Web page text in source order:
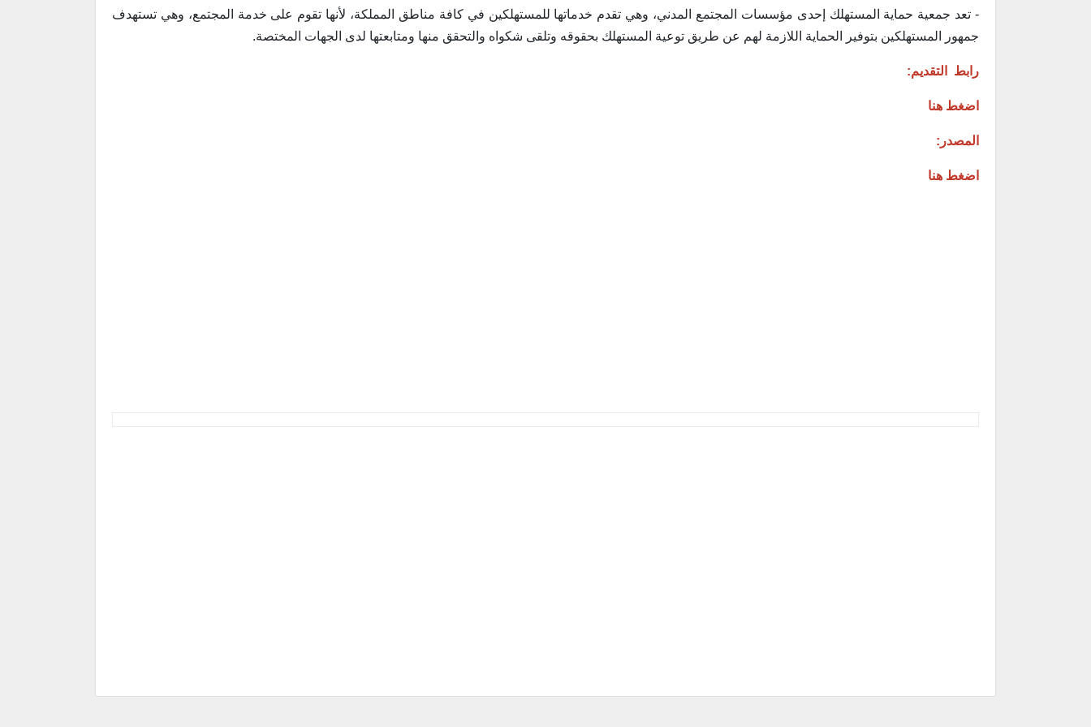
- تعد جمعية حماية المستهلك إحدى مؤسسات المجتمع المدني، وهي تقدم خدماتها للمستهلكين في كافة مناطق المملكة، لأنها تقوم على خدمة المجتمع، وهي تستهدف
جمهور المستهلكين بتوفير الحماية اللازمة لهم عن طريق توعية المستهلك بحقوقه وتلقى شكواه والتحقق منها ومتابعتها لدى الجهات المختصة.
رابط التقديم:
اضغط هنا
المصدر:
اضغط هنا